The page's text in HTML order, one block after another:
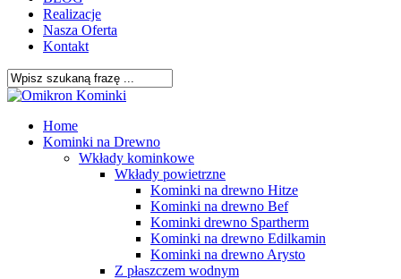
Realizacje
Nasza Oferta
Kontakt
Close
search
Menu
Home
Kominki na Drewno
Wkłady kominkowe
Wkłady powietrzne
Kominki na drewno Hitze
Kominki na drewno Bef
Kominki drewno Spartherm
Kominki na drewno Edilkamin
Kominki na drewno Arysto
Z płaszczem wodnym